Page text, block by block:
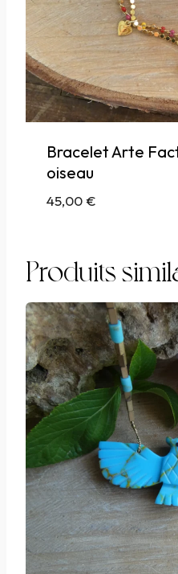
Bracelet Arte
oiseau
45,00€
Produits